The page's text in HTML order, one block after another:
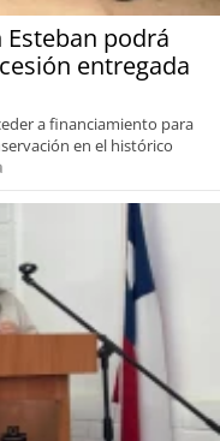
podrá
entregada
a financiamiento para
en el histórico